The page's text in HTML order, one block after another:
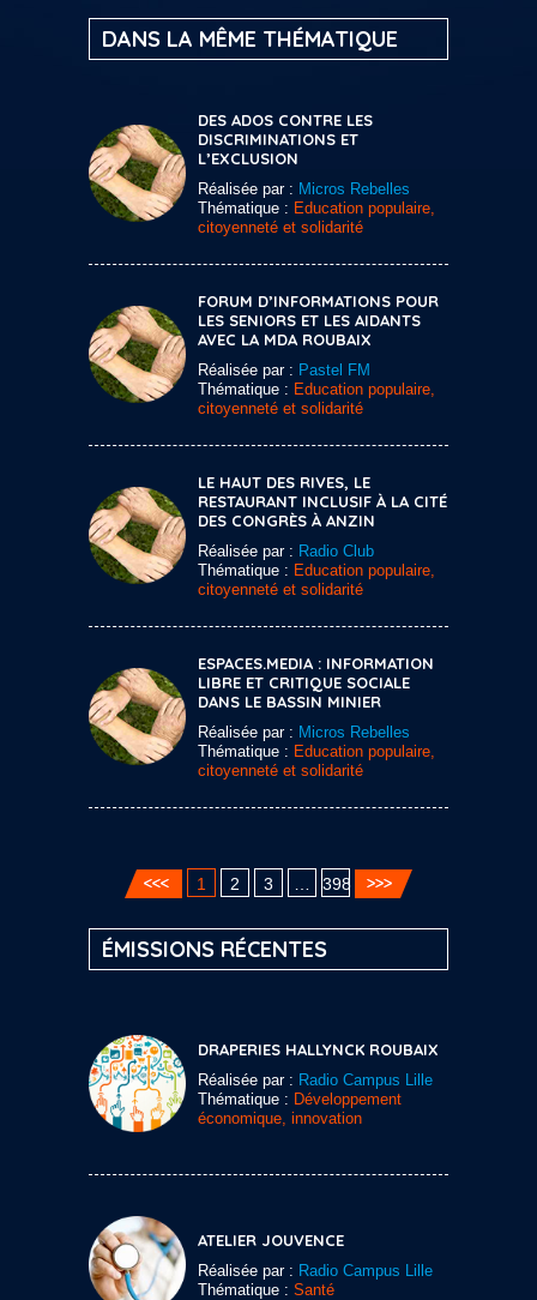
DANS LA MÊME THÉMATIQUE
DES ADOS CONTRE LES
DISCRIMINATIONS ET
L’EXCLUSION
Réalisée par : Micros Rebelles
Thématique : Education populaire,
citoyenneté et solidarité
FORUM D’INFORMATIONS POUR
LES SENIORS ET LES AIDANTS
AVEC LA MDA ROUBAIX
Réalisée par : Pastel FM
Thématique : Education populaire,
citoyenneté et solidarité
LE HAUT DES RIVES, LE
RESTAURANT INCLUSIF À LA CITÉ
DES CONGRÈS À ANZIN
Réalisée par : Radio Club
Thématique : Education populaire,
citoyenneté et solidarité
ESPACES.MEDIA : INFORMATION
LIBRE ET CRITIQUE SOCIALE
DANS LE BASSIN MINIER
Réalisée par : Micros Rebelles
Thématique : Education populaire,
citoyenneté et solidarité
1 2 3 398
ÉMISSIONS RÉCENTES
DRAPERIES HALLYNCK ROUBAIX
Réalisée par : Radio Campus Lille
Thématique : Développement
économique, innovation
ATELIER JOUVENCE
Réalisée par : Radio Campus Lille
Thématique : Santé